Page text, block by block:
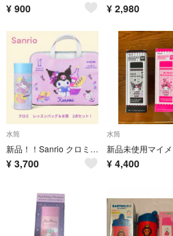
¥ 900 ¥ 2,980
水筒
新品！！Sanrio クロミレッスンバッグ＆水筒2点セット！！
¥ 3,700
水筒
¥ 4,400